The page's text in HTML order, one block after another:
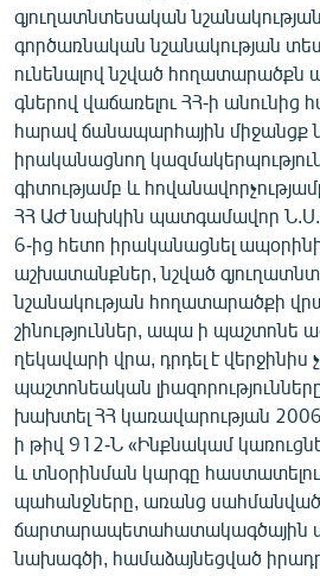
գյուղատնտեսական
գործառնական նշանակության
ունենալով նշված
գներով վաճառելու ՀՀ-ի անունից
հարավ ճանապարհային միջանցք
իրականացնող
գիտությամբ և
ՀՀ ԱԺ նախկին պատգամավոր
6-ից հետո իրականացնել
աշխատանքներ, նշված
նշանակության հողատարածքի
շինություններ, ապա ի պաշտոնե
ղեկավարի վրա, դրդել է վերջինիս
պաշտոնեական
խախտել ՀՀ կառավարության
ի թիվ 912-Ն «Ինքնակամ
և տնօրինման կարգը
պահանջները, առանց
ճարտարապետահատակագծային
նախագծի, համաձայնեցված